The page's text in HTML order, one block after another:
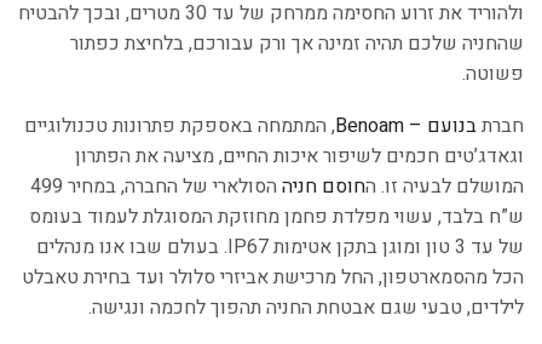
ולהוריד את זרוע החסימה ממרחק של עד 30 מטרים, ובכך להבטיח
שהחניה שלכם תהיה זמינה אך ורק עבורכם, בלחיצת כפתור
פשוטה.
חברתבנועם – Benoam
, המתמחה באספקת פתרונות טכנולוגיים
וגאדג’טים חכמים לשיפור איכות החיים, מציעה את הפתרון
המושלם לבעיה זו. החוסם חניה
הסולארי של החברה, במחיר 499
ש”ח בלבד, עשוי מפלדת פחמן מחוזקת המסוגלת לעמוד בעומס
של עד 3 טון ומוגן בתקן אטימות IP67. בעולם שבו אנו מנהלים
הכל מהסמארטפון, החל מרכישת אביזרי סלולר ועד בחירת טאבלט
לילדים, טבעי שגם אבטחת החניה תהפוך לחכמה ונגישה.